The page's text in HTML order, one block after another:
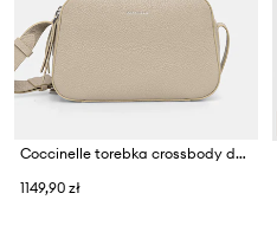
Coccinelle torebka crossbody damska skórzana
1149,90 zł